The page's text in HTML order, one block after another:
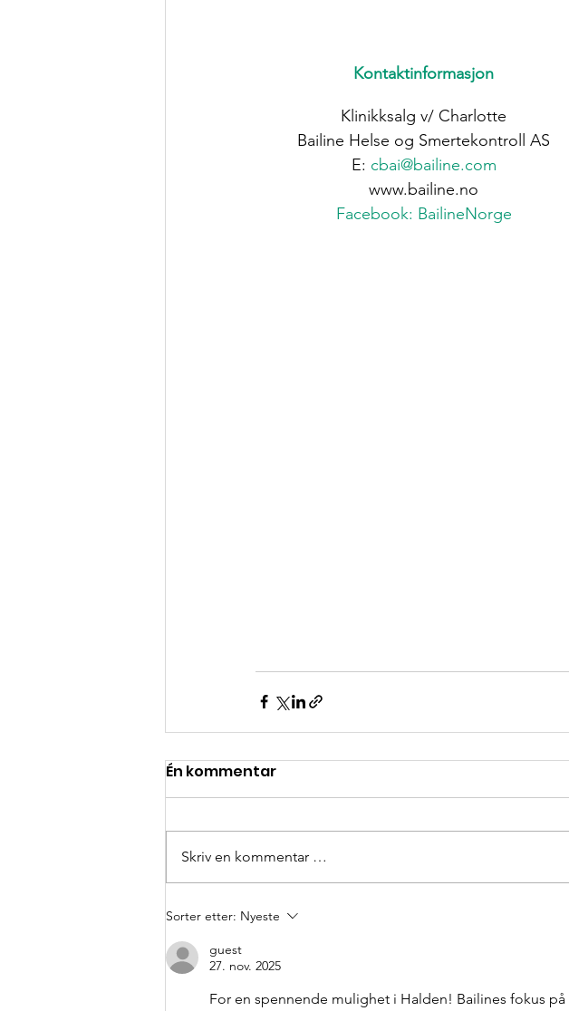
Kontaktinformasjon
Klinikksalg v/ Charlotte
Bailine Helse og Smertekontroll AS
E: cbai@bailine.com
www.bailine.no
Facebook: BailineNorge
Én kommentar
Skriv en kommentar …
Sorter etter: Nyeste
guest
27. nov. 2025
For en spennende mulighet i Halden! Bailines fokus